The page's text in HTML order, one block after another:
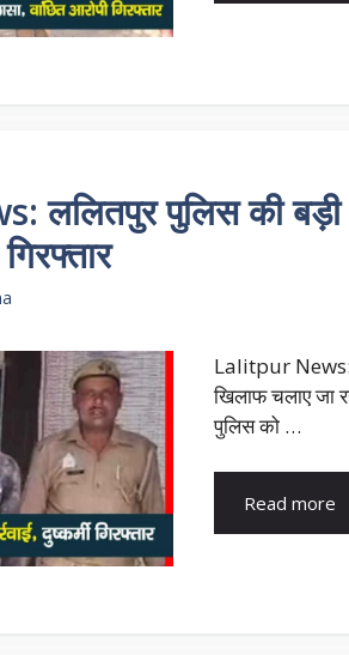
पुलिस की बड़ी
Lalitpur News:
खिलाफ चलाए जा
पुलिस को …
Read more